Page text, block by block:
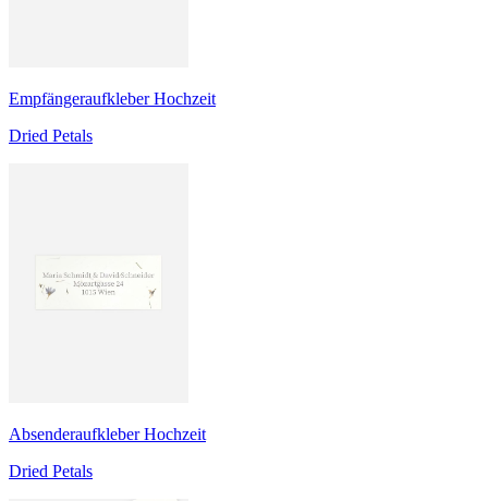
Empfängeraufkleber Hochzeit
Dried Petals
Absenderaufkleber Hochzeit
Dried Petals